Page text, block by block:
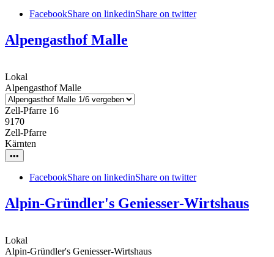
FacebookShare on linkedinShare on twitter
Alpengasthof Malle
Lokal
Alpengasthof Malle
Zell-Pfarre 16
9170
Zell-Pfarre
Kärnten
•••
FacebookShare on linkedinShare on twitter
Alpin-Gründler's Geniesser-Wirtshaus
Lokal
Alpin-Gründler's Geniesser-Wirtshaus